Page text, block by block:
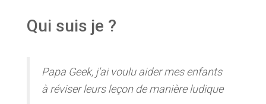
Qui suis je ?
Papa Geek, j'ai voulu aider mes enfants
à réviser leurs leçon de manière ludique